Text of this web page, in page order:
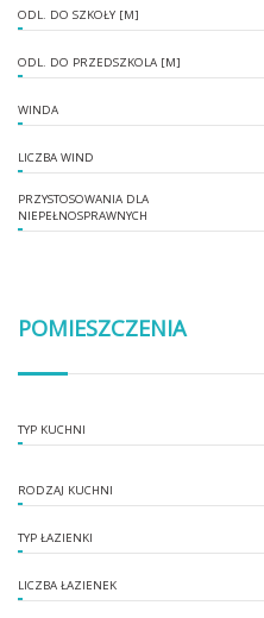
ODL. DO SZKOŁY [M]
ODL. DO PRZEDSZKOLA [M]
WINDA
LICZBA WIND
PRZYSTOSOWANIA DLA
NIEPEŁNOSPRAWNYCH
POMIESZCZENIA
TYP KUCHNI
RODZAJ KUCHNI
TYP ŁAZIENKI
LICZBA ŁAZIENEK